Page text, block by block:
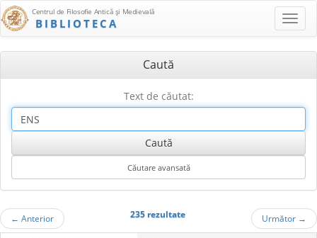
Centrul de Filosofie Antică şi Medievală
BIBLIOTECA
Caută
Text de căutat:
← Anterior 235 rezultate Următor →